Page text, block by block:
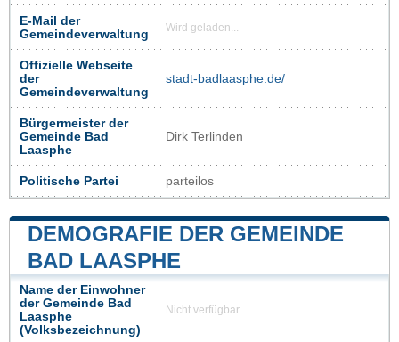
E-Mail der
Gemeindeverwaltung
Wird geladen...
Offizielle Webseite
der
Gemeindeverwaltung
stadt-badlaasphe.de/
Bürgermeister der
Gemeinde Bad
Laasphe
Dirk Terlinden
Politische Partei parteilos
DEMOGRAFIE DER GEMEINDE
BAD LAASPHE
Name der Einwohner
der Gemeinde Bad
Laasphe
(Volksbezeichnung)
Nicht verfügbar